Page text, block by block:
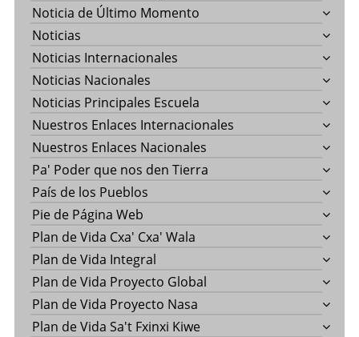
Noticia de Último Momento
Noticias
Noticias Internacionales
Noticias Nacionales
Noticias Principales Escuela
Nuestros Enlaces Internacionales
Nuestros Enlaces Nacionales
Pa' Poder que nos den Tierra
País de los Pueblos
Pie de Página Web
Plan de Vida Cxa' Cxa' Wala
Plan de Vida Integral
Plan de Vida Proyecto Global
Plan de Vida Proyecto Nasa
Plan de Vida Sa't Fxinxi Kiwe